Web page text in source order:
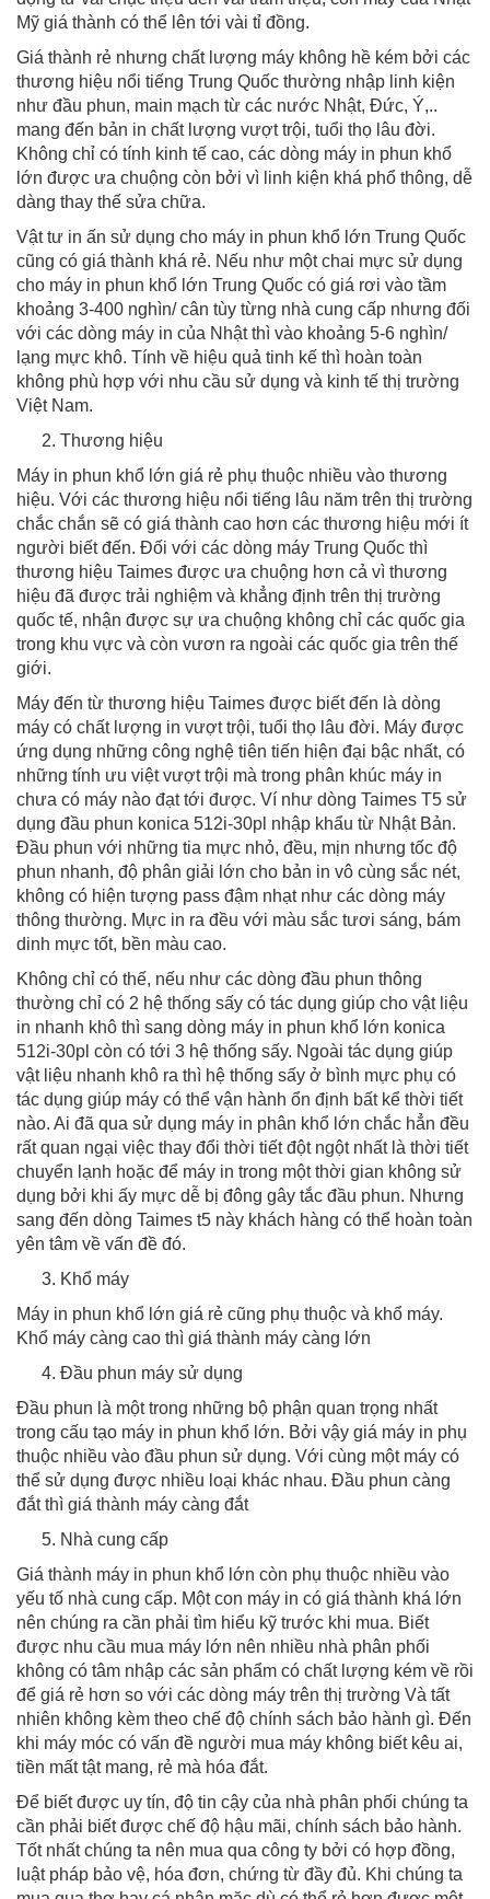
Mỹ giá thành có thể lên tới vài tỉ đồng.
Giá thành rẻ nhưng chất lượng máy không hề kém bởi các
thương hiệu nổi tiếng Trung Quốc thường nhập linh kiện
như đầu phun, main mạch từ các nước Nhật, Đức, Ý,..
mang đến bản in chất lượng vượt trội, tuổi thọ lâu đời.
Không chỉ có tính kinh tế cao, các dòng máy in phun khổ
lớn được ưa chuộng còn bởi vì linh kiện khá phổ thông, dễ
dàng thay thế sửa chữa.
Vật tư in ấn sử dụng cho máy in phun khổ lớn Trung Quốc
cũng có giá thành khá rẻ. Nếu như một chai mực sử dụng
cho máy in phun khổ lớn Trung Quốc có giá rơi vào tầm
khoảng 3-400 nghìn/ cân tùy từng nhà cung cấp nhưng đối
với các dòng máy in của Nhật thì vào khoảng 5-6 nghìn/
lạng mực khô. Tính về hiệu quả tinh kế thì hoàn toàn
không phù hợp với nhu cầu sử dụng và kinh tế thị trường
Việt Nam.
Thương hiệu
Máy in phun khổ lớn giá rẻ phụ thuộc nhiều vào thương
hiệu. Với các thương hiệu nổi tiếng lâu năm trên thị trường
chắc chắn sẽ có giá thành cao hơn các thương hiệu mới ít
người biết đến. Đối với các dòng máy Trung Quốc thì
thương hiệu Taimes được ưa chuộng hơn cả vì thương
hiệu đã được trải nghiệm và khẳng định trên thị trường
quốc tế, nhận được sự ưa chuộng không chỉ các quốc gia
trong khu vực và còn vươn ra ngoài các quốc gia trên thế
giới.
Máy đến từ thương hiệu Taimes được biết đến là dòng
máy có chất lượng in vượt trội, tuổi thọ lâu đời. Máy được
ứng dụng những công nghệ tiên tiến hiện đại bậc nhất, có
những tính ưu việt vượt trội mà trong phân khúc máy in
chưa có máy nào đạt tới được. Ví như dòng Taimes T5 sử
dụng đầu phun konica 512i-30pl nhập khẩu từ Nhật Bản.
Đầu phun với những tia mực nhỏ, đều, mịn nhưng tốc độ
phun nhanh, độ phân giải lớn cho bản in vô cùng sắc nét,
không có hiện tượng pass đậm nhạt như các dòng máy
thông thường. Mực in ra đều với màu sắc tươi sáng, bám
dinh mực tốt, bền màu cao.
Không chỉ có thế, nếu như các dòng đầu phun thông
thường chỉ có 2 hệ thống sấy có tác dụng giúp cho vật liệu
in nhanh khô thì sang dòng máy in phun khổ lớn konica
512i-30pl còn có tới 3 hệ thống sấy. Ngoài tác dụng giúp
vật liệu nhanh khô ra thì hệ thống sấy ở bình mực phụ có
tác dụng giúp máy có thể vận hành ổn định bất kể thời tiết
nào. Ai đã qua sử dụng máy in phân khổ lớn chắc hẳn đều
rất quan ngại việc thay đổi thời tiết đột ngột nhất là thời tiết
chuyển lạnh hoặc để máy in trong một thời gian không sử
dụng bởi khi ấy mực dễ bị đông gây tắc đầu phun. Nhưng
sang đến dòng Taimes t5 này khách hàng có thể hoàn toàn
yên tâm về vấn đề đó.
Khổ máy
Máy in phun khổ lớn giá rẻ cũng phụ thuộc và khổ máy.
Khổ máy càng cao thì giá thành máy càng lớn
Đầu phun máy sử dụng
Đầu phun là một trong những bộ phận quan trọng nhất
trong cấu tạo máy in phun khổ lớn. Bởi vậy giá máy in phụ
thuộc nhiều vào đầu phun sử dụng. Với cùng một máy có
thể sử dụng được nhiều loại khác nhau. Đầu phun càng
đắt thì giá thành máy càng đắt
Nhà cung cấp
Giá thành máy in phun khổ lớn còn phụ thuộc nhiều vào
yếu tố nhà cung cấp. Một con máy in có giá thành khá lớn
nên chúng ra cần phải tìm hiểu kỹ trước khi mua. Biết
được nhu cầu mua máy lớn nên nhiều nhà phân phối
không có tâm nhập các sản phẩm có chất lượng kém về rồi
để giá rẻ hơn so với các dòng máy trên thị trường Và tất
nhiên không kèm theo chế độ chính sách bảo hành gì. Đến
khi máy móc có vấn đề người mua máy không biết kêu ai,
tiền mất tật mang, rẻ mà hóa đắt.
Để biết được uy tín, độ tin cậy của nhà phân phối chúng ta
cần phải biết được chế độ hậu mãi, chính sách bảo hành.
Tốt nhất chúng ta nên mua qua công ty bởi có hợp đồng,
luật pháp bảo vệ, hóa đơn, chứng từ đầy đủ. Khi chúng ta